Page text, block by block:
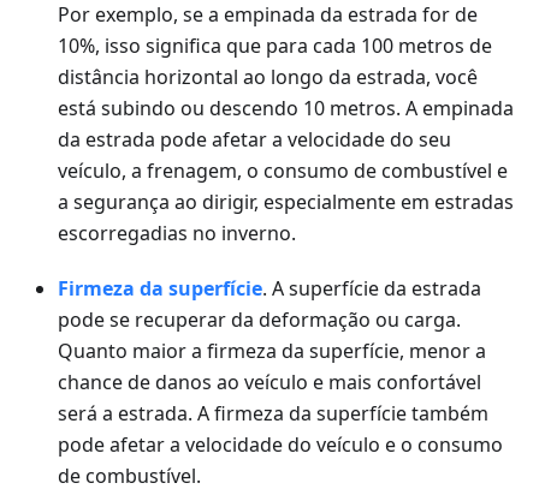
Por exemplo, se a empinada da estrada for de
10%, isso significa que para cada 100 metros de
distância horizontal ao longo da estrada, você
está subindo ou descendo 10 metros. A empinada
da estrada pode afetar a velocidade do seu
veículo, a frenagem, o consumo de combustível e
a segurança ao dirigir, especialmente em estradas
escorregadias no inverno.
Firmeza da superfície. A superfície da estrada
pode se recuperar da deformação ou carga.
Quanto maior a firmeza da superfície, menor a
chance de danos ao veículo e mais confortável
será a estrada. A firmeza da superfície também
pode afetar a velocidade do veículo e o consumo
de combustível.